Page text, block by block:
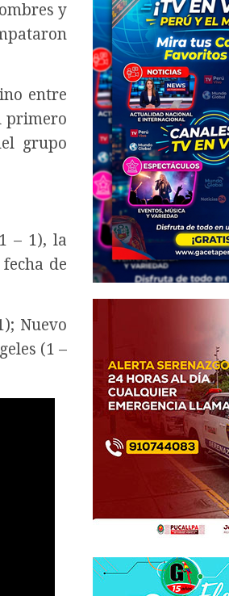
y
entre
primero
grupo
– 1), la
de
Nuevo
(1 –